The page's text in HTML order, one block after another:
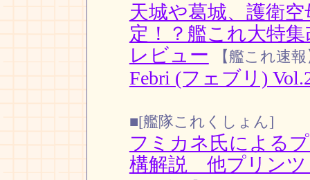
天城や葛城、護衛
定！？艦これ大特
レビュー
【艦これ速
Febri (フェブリ)
■[艦隊これくしょん]
フミカネ氏による
構解説 他プリンツ